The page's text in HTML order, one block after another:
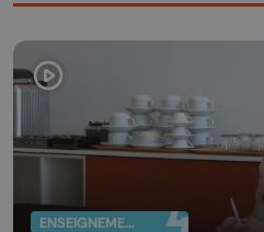
ENSEIGNEMENT